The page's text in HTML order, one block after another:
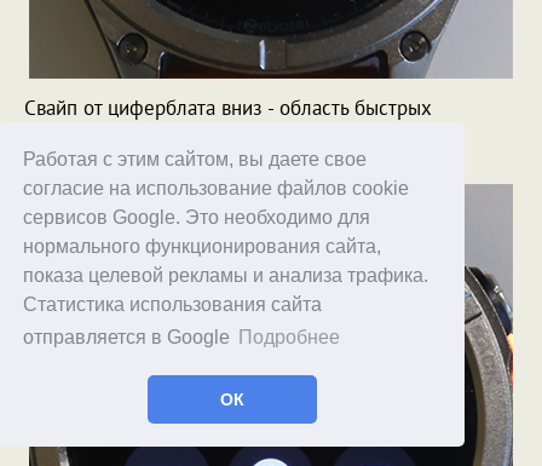
Работая с этим сайтом, вы даете свое
согласие на использование файлов cookie
сервисов Google. Это необходимо для
нормального функционирования сайта,
показа целевой рекламы и анализа трафика.
Статистика использования сайта
отправляется в Google
Подробнее
ОК
Свайп от циферблата вниз - область быстрых